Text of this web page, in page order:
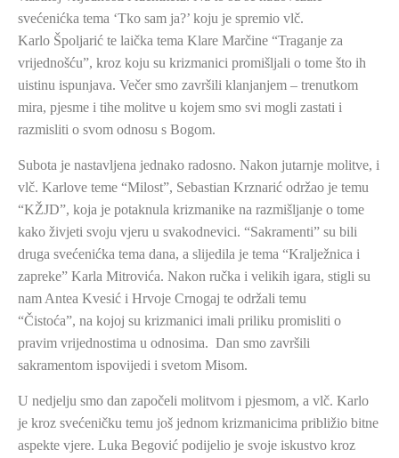
svećenićka tema ‘Tko sam ja?’ koju je spremio vlč.
Karlo Špoljarić te laička tema Klare Marčine “Traganje za
vrijednošću”, kroz koju su krizmanici promišljali o tome što ih
uistinu ispunjava. Večer smo završili klanjanjem – trenutkom
mira, pjesme i tihe molitve u kojem smo svi mogli zastati i
razmisliti o svom odnosu s Bogom.
Subota je nastavljena jednako radosno. Nakon jutarnje molitve, i
vlč. Karlove teme “Milost”, Sebastian Krznarić održao je temu
“KŽJD”, koja je potaknula krizmanike na razmišljanje o tome
kako živjeti svoju vjeru u svakodnevici. “Sakramenti” su bili
druga svećenićka tema dana, a slijedila je tema “Kralježnica i
zapreke” Karla Mitrovića. Nakon ručka i velikih igara, stigli su
nam Antea Kvesić i Hrvoje Crnogaj te održali temu
“Čistoća”, na kojoj su krizmanici imali priliku promisliti o
pravim vrijednostima u odnosima. Dan smo završili
sakramentom ispovijedi i svetom Misom.
U nedjelju smo dan započeli molitvom i pjesmom, a vlč. Karlo
je kroz svećeničku temu još jednom krizmanicima približio bitne
aspekte vjere. Luka Begović podijelio je svoje iskustvo kroz